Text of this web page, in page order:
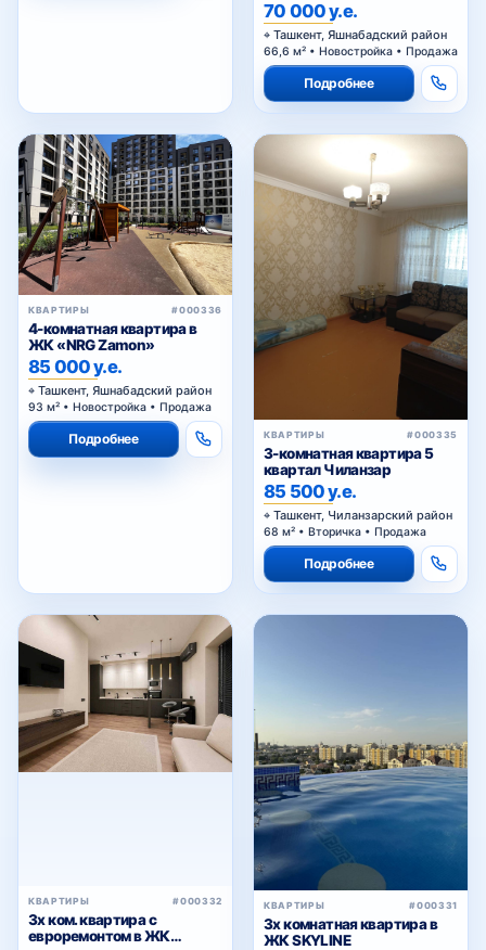
70 000 у.е.
Ташкент, Яшнабадский район
66,6 м² • Новостройка • Продажа
Подробнее
КВАРТИРЫ #000336
4-комнатная квартира в
ЖК «NRG Zamon»
85 000 у.е.
Ташкент, Яшнабадский район
93 м² • Новостройка • Продажа
Подробнее КВАРТИРЫ #000335
3-комнатная квартира 5
квартал Чиланзар
85 500 у.е.
Ташкент, Чиланзарский район
68 м² • Вторичка • Продажа
Подробнее
КВАРТИРЫ #000332
3х ком. квартира с
евроремонтом в ЖК
КВАРТИРЫ #000331
3х комнатная квартира в
ЖК SKYLINE